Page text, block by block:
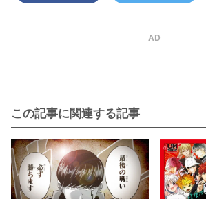
AD
この記事に関連する記事